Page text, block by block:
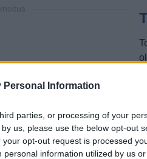
Personal Information
parties, or processing of your
us, please use the below opt-out
opt-out request is processed
information utilized by us